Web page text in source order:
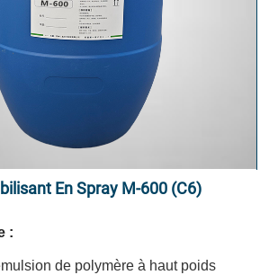
En Spray M-600 (C6)
:
de polymère à haut poids